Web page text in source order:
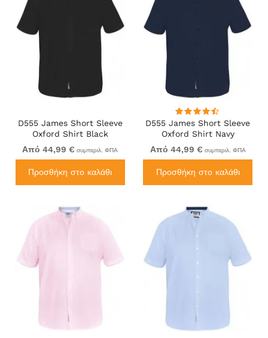
D555 James Short Sleeve
Oxford Shirt Black
Από 44,99 € συμπεριλ. ΦΠΑ
Προσθήκη στο καλάθι
D555 James Short Sleeve
Oxford Shirt Navy
Από 44,99 € συμπεριλ. ΦΠΑ
Προσθήκη στο καλάθι